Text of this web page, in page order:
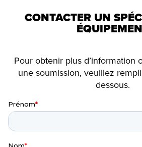
CONTACTER UN
Pour obtenir plus d’information
une soumission, veuillez
dessous.